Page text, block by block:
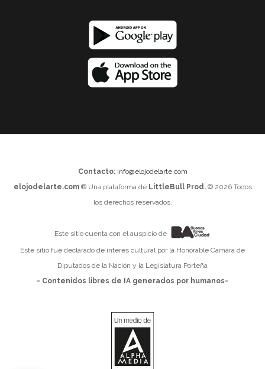
Contacto: info@elojodelarte.com
elojodelarte.com® Una plataforma de LittleBull Prod.© 2026 Todos
los derechos reservados.
Este sitio cuenta con el auspicio de
Este sitio fue declarado de interés cultural por la Honorable Cámara de
Diputados de la Nación y la Legislatura Porteña
- Contenidos libres de IA generados por humanos-